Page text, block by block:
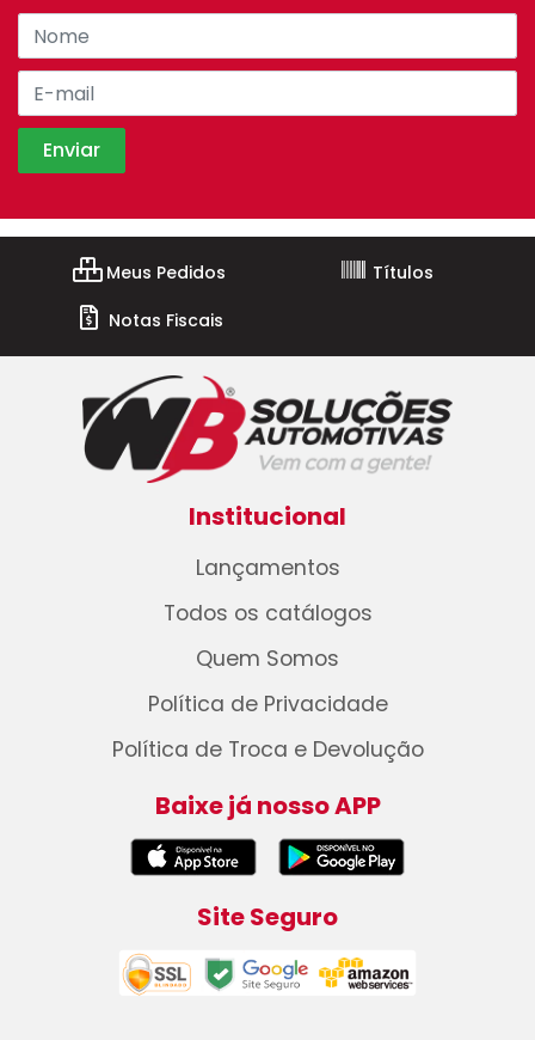
Meus Pedidos
Títulos
Notas Fiscais
Institucional
Lançamentos
Todos os catálogos
Quem Somos
Política de Privacidade
Política de Troca e Devolução
Baixe já nosso APP
Site Seguro